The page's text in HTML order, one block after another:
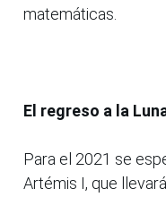
matemáticas.
El regreso a la
Para el 2021 se
Artémis I, que